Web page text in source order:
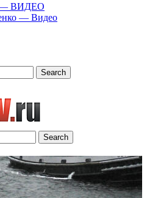
— ВИДЕО
— Видео
Search
Search